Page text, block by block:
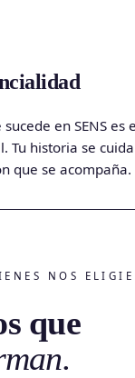
sucede en SENS es
Tu historia se
que se acompaña.
NOS
que